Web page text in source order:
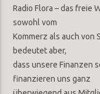
Radio Flora – das freie
sowohl vom
Kommerz als auch von
bedeutet aber,
dass unsere Finanzen
finanzieren uns ganz